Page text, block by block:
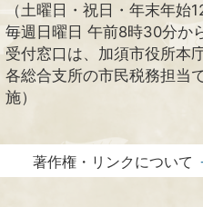
（土曜日・祝日・年末年始
毎週日曜日 午前8時30分か
受付窓口は、加須市役所本
各総合支所の市民税務担当
施）
著作権・リンクについて